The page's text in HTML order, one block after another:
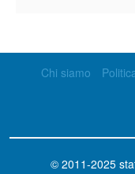
Chi siamo
© 2011-2025